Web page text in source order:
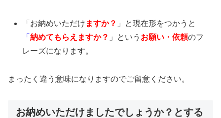
「お納めいただけ ますか？ 」と現在形をつかうと
「納めてもらえますか？ 」という お願い・依頼のフ
レーズになります。
まったく違う意味になりますのでご留意ください。
お納めいただけましたでしょうか？とする